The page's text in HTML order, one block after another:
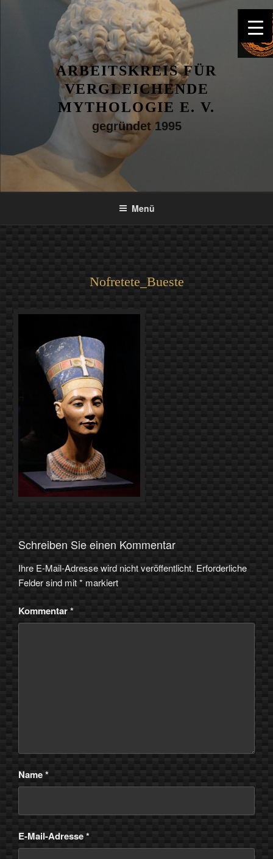
ARBEITSKREIS FÜR
VERGLEICHENDE
MYTHOLOGIE E. V.
gegründet 1995
Menü
Nofretete_Bueste
Schreiben Sie einen Kommentar
Ihre E-Mail-Adresse wird nicht veröffentlicht. Erforderliche
Felder sind mit* markiert
Kommentar*
Name*
E-Mail-Adresse*